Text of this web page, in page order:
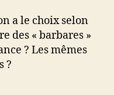
a le choix selon
des « barbares »
? Les mêmes
?